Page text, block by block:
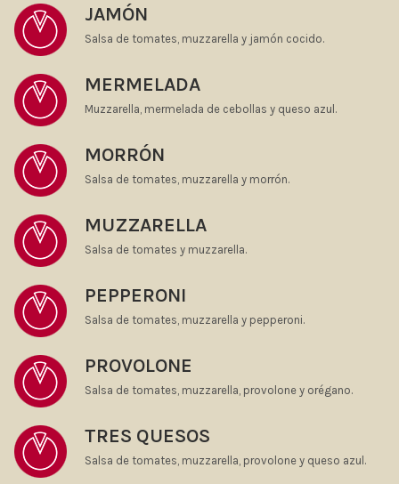
JAMÓN
Salsa de tomates, muzzarella y jamón cocido.
MERMELADA
Muzzarella, mermelada de cebollas y queso azul.
MORRÓN
Salsa de tomates, muzzarella y morrón.
MUZZARELLA
Salsa de tomates y muzzarella.
PEPPERONI
Salsa de tomates, muzzarella y pepperoni.
PROVOLONE
Salsa de tomates, muzzarella, provolone y orégano.
TRES QUESOS
Salsa de tomates, muzzarella, provolone y queso azul.